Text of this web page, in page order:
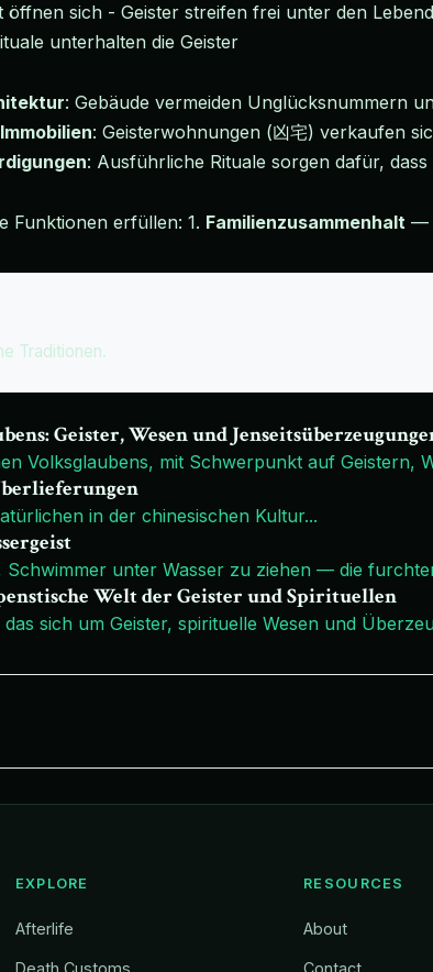
sich - Geister streifen frei unter den
unterhalten die Geister
: Gebäude vermeiden Unglücksnummern
Immobilien: Geisterwohnungen (凶宅) verkaufen
: Ausführliche Rituale sorgen dafür,
Funktionen erfüllen: 1. Familienzusammenhalt —
Traditionen.
Geister, Wesen und
Volksglaubens, mit Schwerpunkt auf Geistern,
in der chinesischen Kultur...
unter Wasser zu ziehen — die
Welt der Geister und Spirituellen
sich um Geister, spirituelle Wesen und
EXPLORE
Afterlife
RESOURCES
About